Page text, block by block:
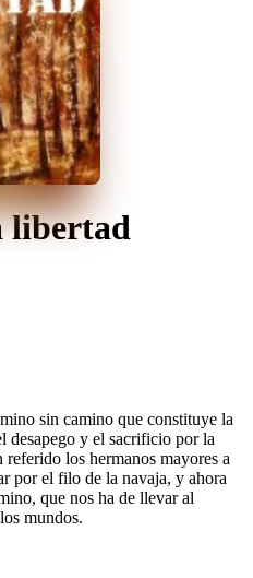
libertad
sin camino que constituye la
desapego y el sacrificio por la
los hermanos mayores a
por el filo de la navaja, y ahora
que nos ha de llevar al
mundos.